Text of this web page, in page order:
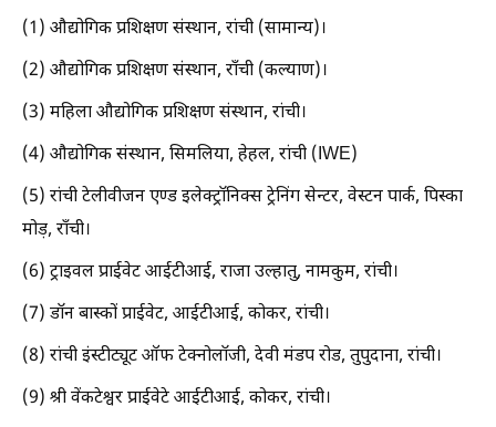
(1) औद्योगिक प्रशिक्षण संस्थान, रांची (सामान्य)।
(2) औद्योगिक प्रशिक्षण संस्थान, राँची (कल्याण)।
(3) महिला औद्योगिक प्रशिक्षण संस्थान, रांची।
(4) औद्योगिक संस्थान, सिमलिया, हेहल, रांची (IWE)
(5) रांची टेलीवीजन एण्ड इलेक्ट्रॉनिक्स ट्रेनिंग सेन्टर, वेस्टन पार्क, पिस्का
मोड़, राँची।
(6) ट्राइवल प्राईवेट आईटीआई, राजा उल्हातु, नामकुम, रांची।
(7) डॉन बास्कों प्राईवेट, आईटीआई, कोकर, रांची।
(8) रांची इंस्टीट्यूट ऑफ टेक्नोलॉजी, देवी मंडप रोड, तुपुदाना, रांची।
(9) श्री वेंकटेश्वर प्राईवेटे आईटीआई, कोकर, रांची।